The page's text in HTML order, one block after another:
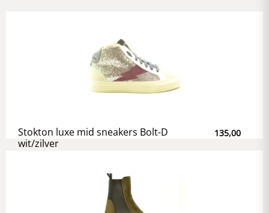
Stokton luxe mid sneakers Bolt-D
wit/zilver
135,00